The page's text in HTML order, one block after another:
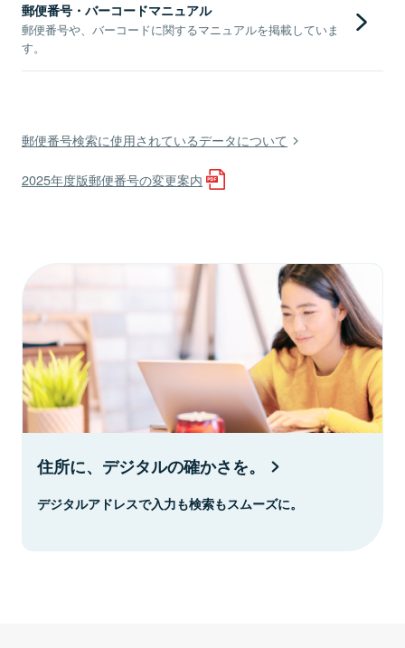
郵便番号・バーコードマニュアル
郵便番号や、バーコードに関するマニュアルを掲載していま
す。
郵便番号検索に使用されているデータについて
2025年度版郵便番号の変更案内
住所に、デジタルの確かさを。
デジタルアドレスで入力も検索もスムーズに。